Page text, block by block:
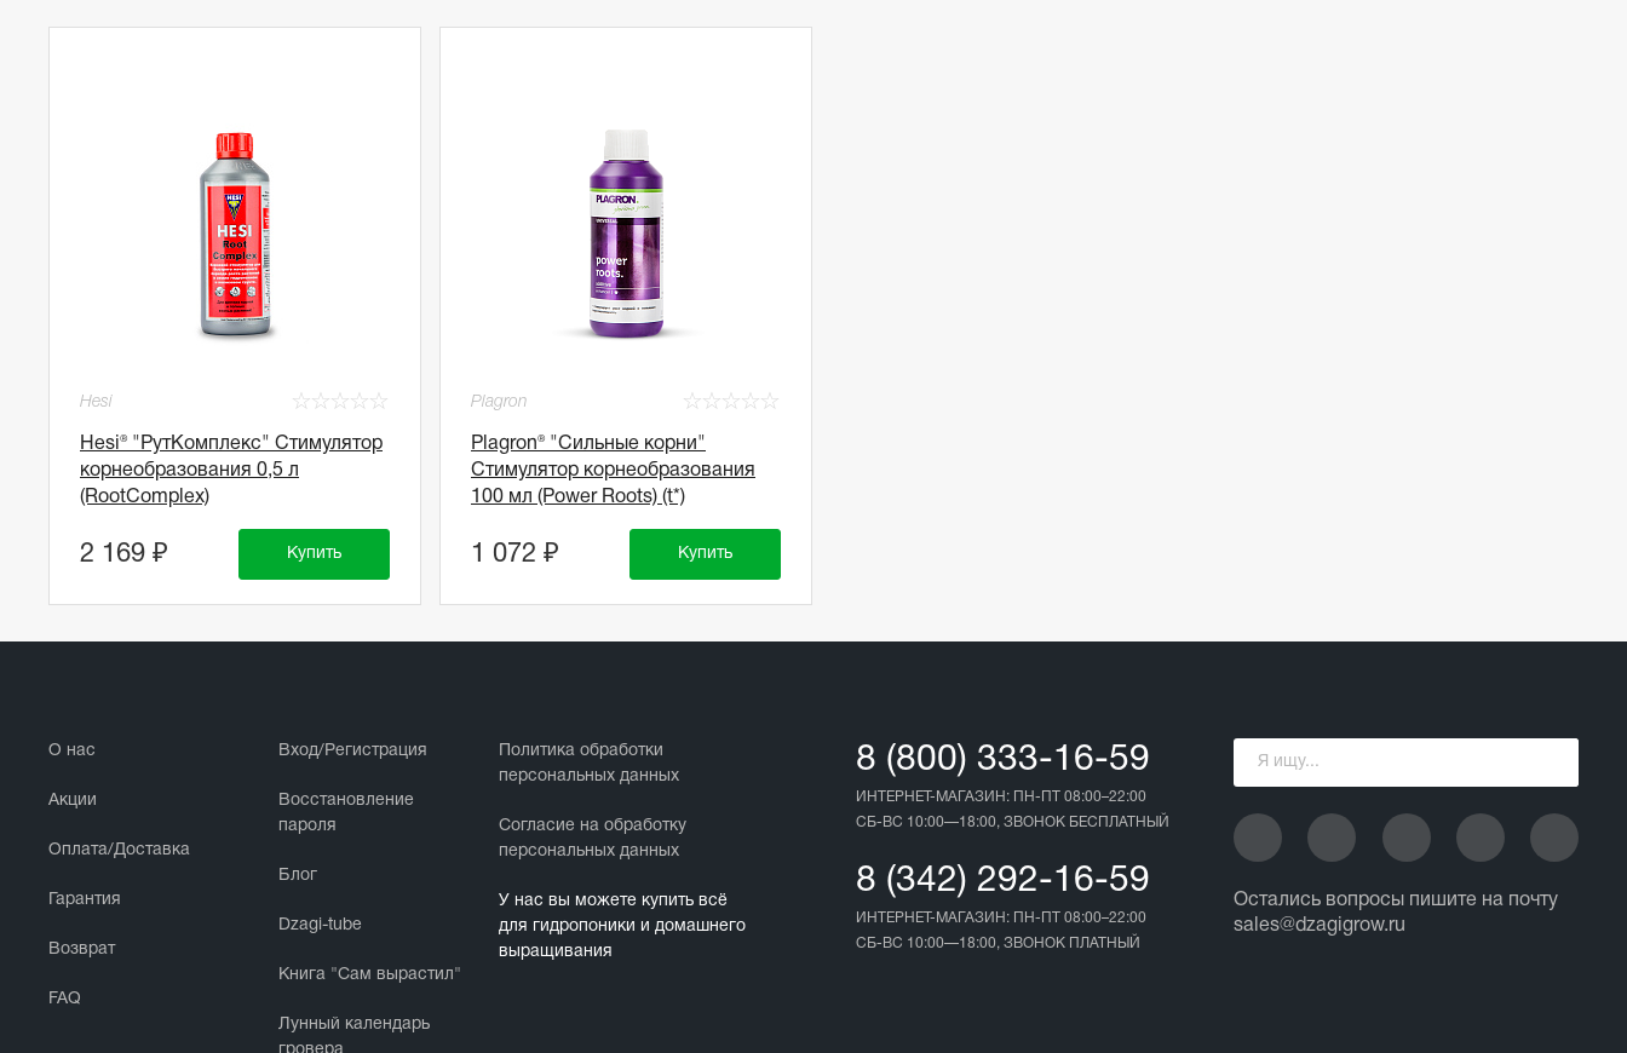
Hesi ☆
☆
☆
☆
☆
Hesi® "РутКомплекс" Стимулятор
корнеобразования 0,5 л
(RootComplex)
2 169 ₽ Купить
Plagron ☆
☆
☆
☆
☆
Plagron® "Сильные корни"
Стимулятор корнеобразования
100 мл (Power Roots) (t*)
1 072 ₽ Купить
О нас
Акции
Оплата/Доставка
Гарантия
Возврат
FAQ
Вход/Регистрация
Восстановление
пароля
Блог
Dzagi-tube
Книга "Сам вырастил"
Лунный календарь
Политика обработки
персональных данных
Cогласие на обработку
персональных данных
У нас вы можете купить всё
для гидропоники и домашнего
выращивания
8 (800) 333-16-59
ИНТЕРНЕТ-МАГАЗИН: ПН-ПТ 08:00–22:00
СБ-ВС 10:00—18:00, ЗВОНОК БЕСПЛАТНЫЙ
8 (342) 292-16-59
ИНТЕРНЕТ-МАГАЗИН: ПН-ПТ 08:00–22:00
СБ-ВС 10:00—18:00, ЗВОНОК ПЛАТНЫЙ
Остались вопросы пишите на почту
sales@dzagigrow.ru